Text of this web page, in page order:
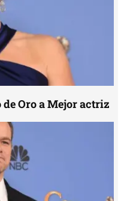
Oro a Mejor actriz